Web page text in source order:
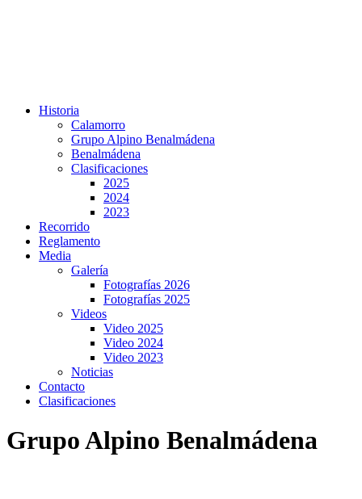
Historia
Calamorro
Grupo Alpino Benalmádena
Benalmádena
Clasificaciones
2025
2024
2023
Recorrido
Reglamento
Media
Galería
Fotografías 2026
Fotografías 2025
Videos
Video 2025
Video 2024
Video 2023
Noticias
Contacto
Clasificaciones
Grupo Alpino Benalmádena